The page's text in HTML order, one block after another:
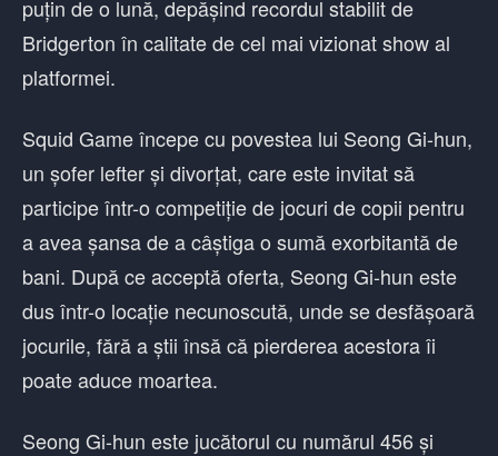
puțin de o lună, depășind recordul stabilit de
Bridgerton în calitate de cel mai vizionat show al
platformei.
Squid Game începe cu povestea lui Seong Gi-hun,
un șofer lefter și divorțat, care este invitat să
participe într-o competiție de jocuri de copii pentru
a avea șansa de a câștiga o sumă exorbitantă de
bani. După ce acceptă oferta, Seong Gi-hun este
dus într-o locație necunoscută, unde se desfășoară
jocurile, fără a știi însă că pierderea acestora îi
poate aduce moartea.
Seong Gi-hun este jucătorul cu numărul 456 și